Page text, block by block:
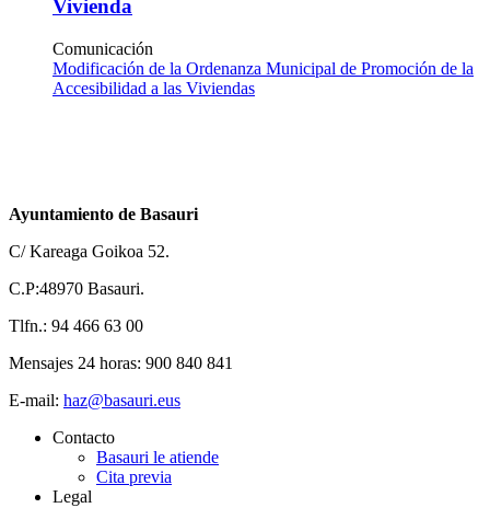
Vivienda
Comunicación
Modificación de la Ordenanza Municipal de Promoción de la
Accesibilidad a las Viviendas
Ayuntamiento de Basauri
C/ Kareaga Goikoa 52.
C.P:48970 Basauri.
Tlfn.: 94 466 63 00
Mensajes 24 horas: 900 840 841
E-mail: haz@basauri.eus
Contacto
Basauri le atiende
Cita previa
Legal